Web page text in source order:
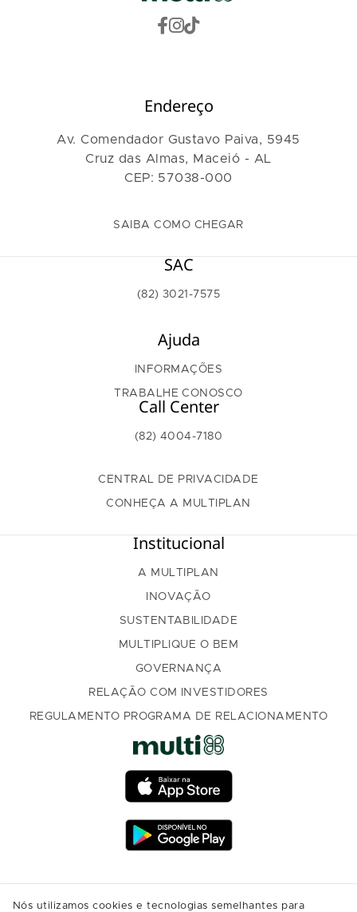
Nós utilizamos cookies e tecnologias semelhantes para
Endereço
Av. Comendador Gustavo Paiva, 5945
Cruz das Almas, Maceió - AL
CEP: 57038-000
SAIBA COMO CHEGAR
SAC
(82) 3021-7575
Ajuda
INFORMAÇÕES
TRABALHE CONOSCO
Call Center
(82) 4004-7180
CENTRAL DE PRIVACIDADE
CONHEÇA A MULTIPLAN
Institucional
A MULTIPLAN
INOVAÇÃO
SUSTENTABILIDADE
MULTIPLIQUE O BEM
GOVERNANÇA
RELAÇÃO COM INVESTIDORES
REGULAMENTO PROGRAMA DE RELACIONAMENTO